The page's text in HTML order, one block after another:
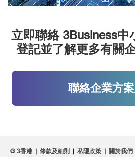
立即聯絡 3Business中
登記並了解更多有關
聯絡企業方
© 3香港| 條款及細則 私隱政策| 關於我們